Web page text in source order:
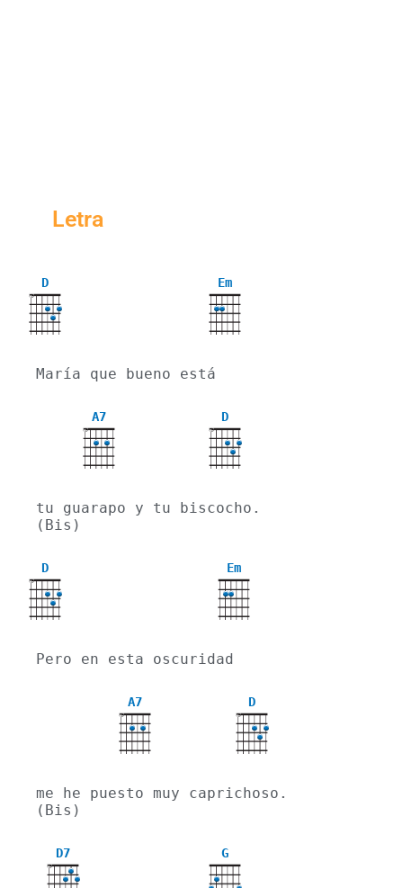
Letra
D
X
Em
María que bueno está
A7
X
D
X
tu guarapo y tu biscocho.
(Bis)
D
X
Em
Pero en esta oscuridad
A7
X
D
X
me he puesto muy caprichoso.
(Bis)
D7
X
G